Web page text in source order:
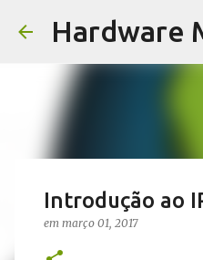
Hardware
Introdução ao
em março 01, 2017